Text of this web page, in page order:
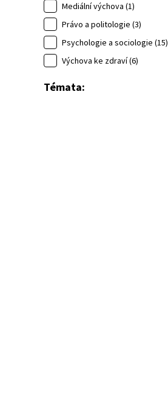
Mediální výchova (1)
Právo a politologie (3)
Psychologie a sociologie (15)
Výchova ke zdraví (6)
Témata: